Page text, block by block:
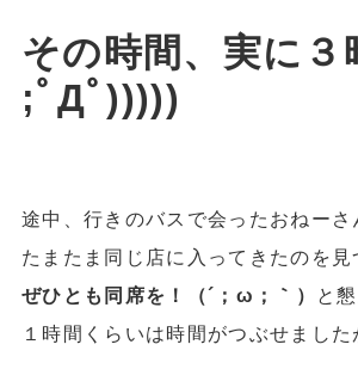
その時間、実に
;ﾟДﾟ)))))
途中、行きのバスで会ったおねーさ
たまたま同じ店に入ってきたのを見
ぜひとも同席を！（´；ω；｀）
と
１時間くらいは時間がつぶせました